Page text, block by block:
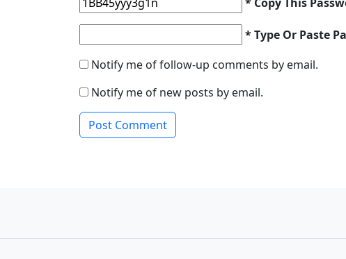
* Type Or Paste
Notify me of follow-up comments by email.
Notify me of new posts by email.